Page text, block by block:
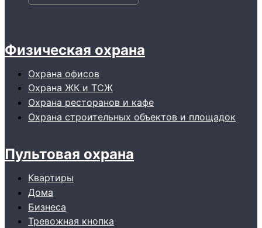
Физическая охрана
Охрана офисов
Охрана ЖК и ТСЖ
Охрана ресторанов и кафе
Охрана строительных объектов и площадок
Пультовая охрана
Квартиры
Дома
Бизнеса
Тревожная кнопка